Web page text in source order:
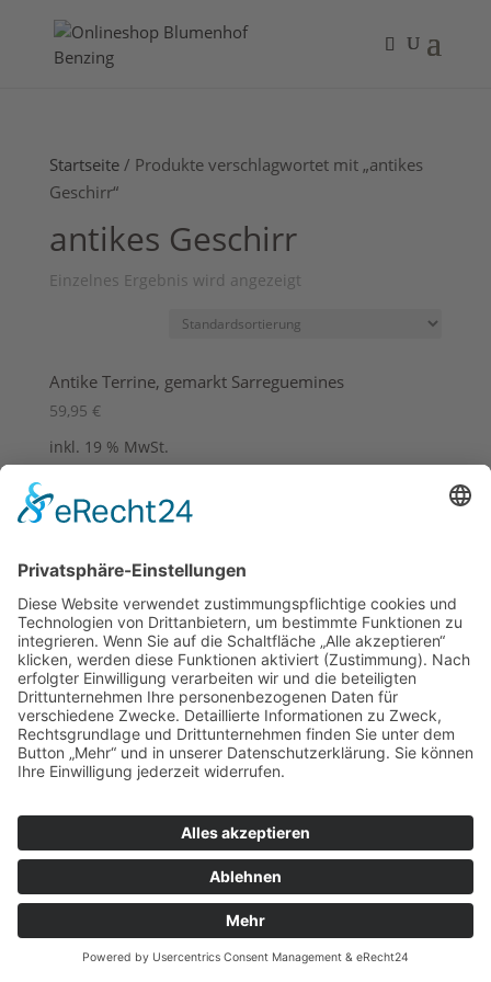
Startseite/ Produkte verschlagwortet mit „antikes
Geschirr“
antikes Geschirr
Einzelnes Ergebnis wird angezeigt
Antike Terrine, gemarkt Sarreguemines
59,95 €
inkl. 19 % MwSt.
© Blumenhof Benzing, 2018
0